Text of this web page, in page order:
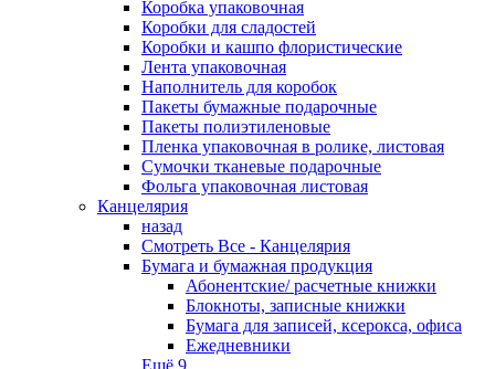
Коробка упаковочная
Коробки для сладостей
Коробки и кашпо флористические
Лента упаковочная
Наполнитель для коробок
Пакеты бумажные подарочные
Пакеты полиэтиленовые
Пленка упаковочная в ролике, листовая
Сумочки тканевые подарочные
Фольга упаковочная листовая
Канцелярия
назад
Смотреть Все - Канцелярия
Бумага и бумажная продукция
Абонентские/ расчетные книжки
Блокноты, записные книжки
Бумага для записей, ксерокса, офиса
Ежедневники
Ещё 9